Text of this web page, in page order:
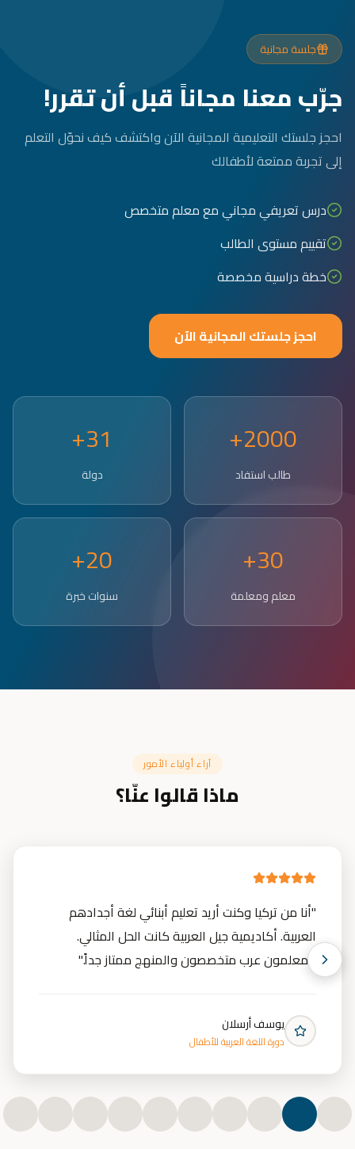
جلسة مجانية
جرّب معنا مجاناً قبل أن تقرر!
احجز جلستك التعليمية المجانية الآن واكتشف كيف نحوّل التعلم
إلى تجربة ممتعة لأطفالك
درس تعريفي مجاني مع معلم متخصص
تقييم مستوى الطالب
خطة دراسية مخصصة
احجز جلستك المجانية الآن
2000+
طالب استفاد
31+
دولة
30+
معلم ومعلمة
20+
سنوات خبرة
آراء أولياء الأمور
ماذا قالوا عنّا؟
"أنا من تركيا وكنت أريد تعليم أبنائي لغة أجدادهم
العربية. أكاديمية جيل العربية كانت الحل المثالي.
المعلمون عرب متخصصون والمنهج ممتاز جداً."
يوسف أرسلان
دورة اللغة العربية للأطفال